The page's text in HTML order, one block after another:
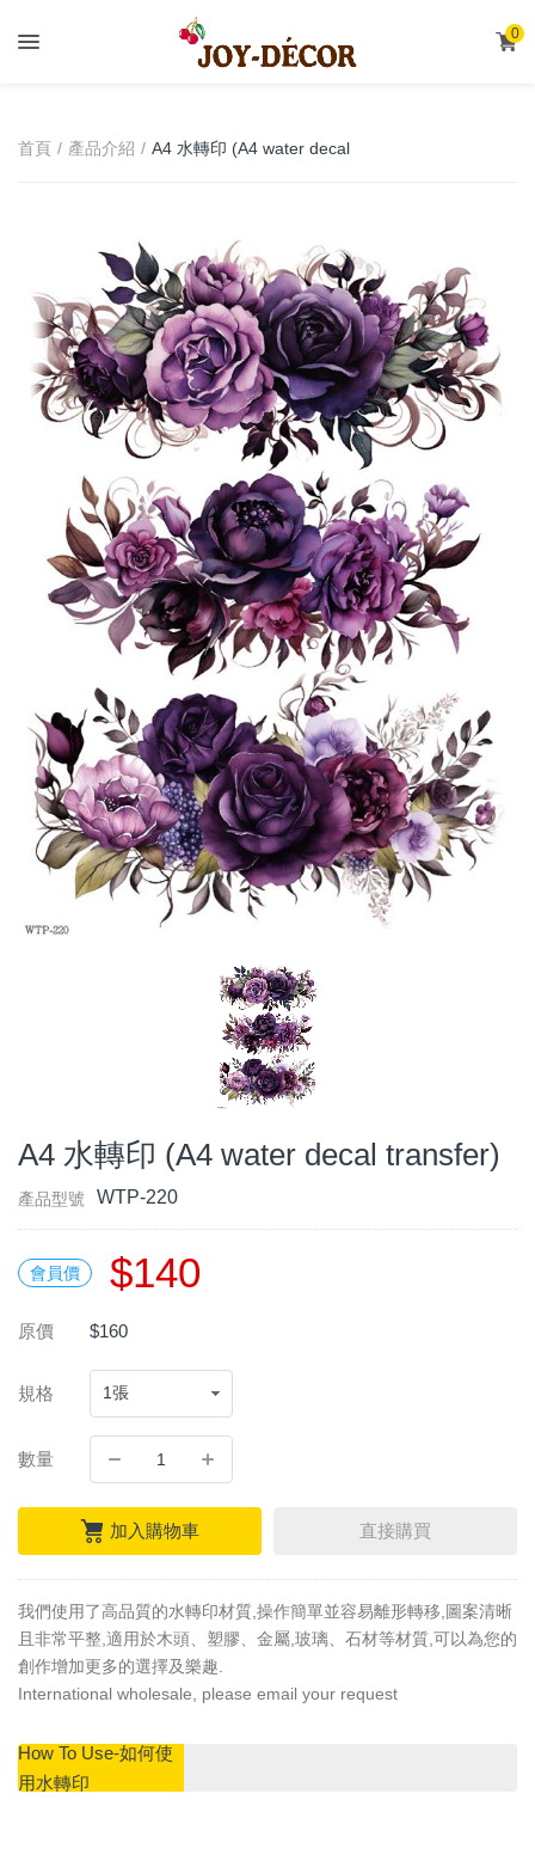
0
首頁 產品介紹
A4 水轉印 (A4 water decal
A4 水轉印 (A4 water decal transfer)
產品型號 WTP-220
會員價 $140
原價 $160
規格
數量
加入購物車 直接購買
我們使用了高品質的水轉印材質,操作簡單並容易離形轉移,圖案清晰
且非常平整,適用於木頭、塑膠、金屬,玻璃、石材等材質,可以為您的
創作增加更多的選擇及樂趣.
International wholesale, please email your request
How To Use-如何使
用水轉印